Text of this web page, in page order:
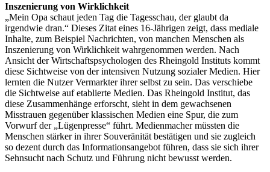
Inszenierung von Wirklichkeit
„Mein Opa schaut jeden Tag die Tagesschau, der glaubt da
irgendwie dran.“ Dieses Zitat eines 16-Jährigen zeigt, dass mediale
Inhalte, zum Beispiel Nachrichten, von manchen Menschen als
Inszenierung von Wirklichkeit wahrgenommen werden. Nach
Ansicht der Wirtschaftspsychologen des Rheingold Instituts kommt
diese Sichtweise von der intensiven Nutzung sozialer Medien. Hier
lernten die Nutzer Vermarkter ihrer selbst zu sein. Das verschiebe
die Sichtweise auf etablierte Medien. Das Rheingold Institut, das
diese Zusammenhänge erforscht, sieht in dem gewachsenen
Misstrauen gegenüber klassischen Medien eine Spur, die zum
Vorwurf der „Lügenpresse“ führt. Medienmacher müssten die
Menschen stärker in ihrer Souveränität bestätigen und sie zugleich
so dezent durch das Informationsangebot führen, dass sie sich ihrer
Sehnsucht nach Schutz und Führung nicht bewusst werden.